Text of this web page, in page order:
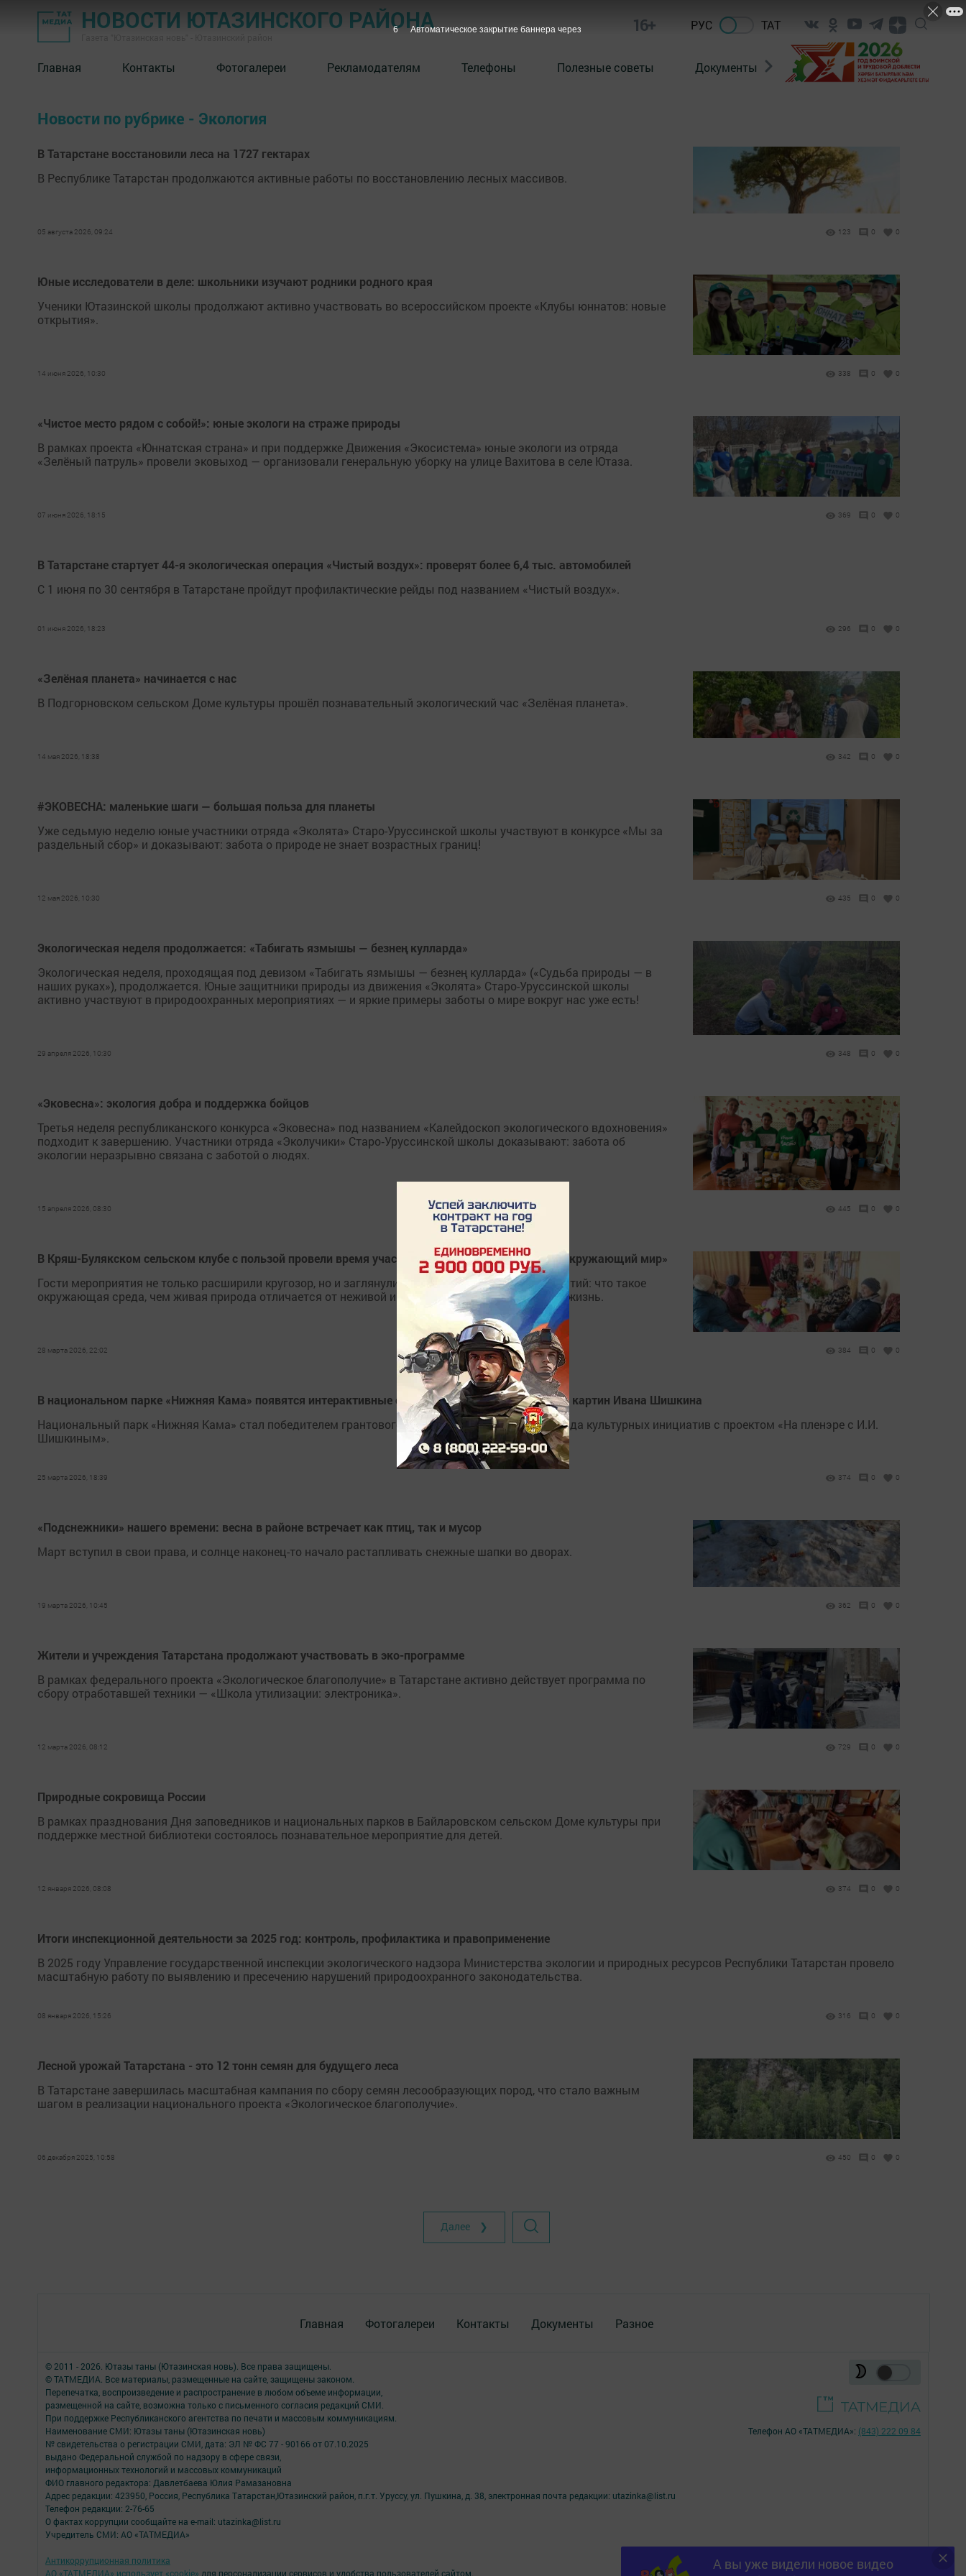
НОВОСТИ ЮТАЗИНСКОГО РАЙОНА 16+ РУС ТАТ
Главная Контакты Фотогалереи Рекламодателям Телефоны Полезные советы Документы Патриотизм
Новости по рубрике - Экология
В Татарстане восстановили леса на 1727 гектарах
В Республике Татарстан продолжаются активные работы по восстановлению лесных массивов.
05 августа 2026, 09:24 123 0 0
Юные исследователи в деле: школьники изучают родники родного края
Ученики Ютазинской школы продолжают активно участвовать во всероссийском проекте «Клубы юннатов: новые
открытия».
14 июня 2026, 10:30 338 0 0
«Чистое место рядом с собой!»: юные экологи на страже природы
В рамках проекта «Юннатская страна» и при поддержке Движения «Экосистема» юные экологи из отряда
«Зелёный патруль» провели эковыход — организовали генеральную уборку на улице Вахитова в селе Ютаза.
07 июня 2026, 18:15 369 0 0
В Татарстане стартует 44-я экологическая операция «Чистый воздух»: проверят более 6,4 тыс. автомобилей
С 1 июня по 30 сентября в Татарстане пройдут профилактические рейды под названием «Чистый воздух».
01 июня 2026, 18:23 296 0 0
«Зелёная планета» начинается с нас
В Подгорновском сельском Доме культуры прошёл познавательный экологический час «Зелёная планета».
14 мая 2026, 18:38 342 0 0
#ЭКОВЕСНА: маленькие шаги — большая польза для планеты
Уже седьмую неделю юные участники отряда «Эколята» Старо-Уруссинской школы участвуют в конкурсе «Мы за
раздельный сбор» и доказывают: забота о природе не знает возрастных границ!
12 мая 2026, 10:30 435 0 0
Экологическая неделя продолжается: «Табигать язмышы — безнең кулларда»
Экологическая неделя, проходящая под девизом «Табигать язмышы — безнең кулларда» («Судьба природы — в
наших руках»), продолжается. Юные защитники природы из движения «Эколята» Старо-Уруссинской школы
активно участвуют в природоохранных мероприятиях — и яркие примеры заботы о мире вокруг нас уже есть!
29 апреля 2026, 10:30 348 0 0
«Эковесна»: экология добра и поддержка бойцов
Третья неделя республиканского конкурса «Эковесна» под названием «Калейдоскоп экологического вдохновения»
подходит к завершению. Участники отряда «Эколучики» Старо‑Уруссинской школы доказывают: забота об
экологии неразрывно связана с заботой о людях.
15 апреля 2026, 08:30 445 0 0
В Кряш-Булякском сельском клубе с пользой провели время участники познавательного часа «Окружающий мир»
Гости мероприятия не только расширили кругозор, но и заглянули в самую суть привычных понятий: что такое
окружающая среда, чем живая природа отличается от неживой и как всё вокруг влияет на нашу жизнь.
28 марта 2026, 22:02 384 0 0
В национальном парке «Нижняя Кама» появятся интерактивные стенды-мольберты по мотивам картин Ивана Шишкина
Национальный парк «Нижняя Кама» стал победителем грантового конкурса Президентского фонда культурных инициатив с проектом «На пленэре с И.И.
Шишкиным».
25 марта 2026, 18:39 374 0 0
«Подснежники» нашего времени: весна в районе встречает как птиц, так и мусор
Март вступил в свои права, и солнце наконец-то начало растапливать снежные шапки во дворах.
19 марта 2026, 10:45 362 0 0
Жители и учреждения Татарстана продолжают участвовать в эко-программе
В рамках федерального проекта «Экологическое благополучие» в Татарстане активно действует программа по
сбору отработавшей техники — «Школа утилизации: электроника».
12 марта 2026, 08:12 729 0 0
Природные сокровища России
В рамках празднования Дня заповедников и национальных парков в Байларовском сельском Доме культуры при
поддержке местной библиотеки состоялось познавательное мероприятие для детей.
12 января 2026, 08:08 374 0 0
Итоги инспекционной деятельности за 2025 год: контроль, профилактика и правоприменение
В 2025 году Управление государственной инспекции экологического надзора Министерства экологии и природных ресурсов Республики Татарстан провело
масштабную работу по выявлению и пресечению нарушений природоохранного законодательства.
08 января 2026, 15:26 316 0 0
Лесной урожай Татарстана - это 12 тонн семян для будущего леса
В Татарстане завершилась масштабная кампания по сбору семян лесообразующих пород, что стало важным
шагом в реализации национального проекта «Экологическое благополучие».
06 декабря 2025, 10:58 450 0 0
Далее ❯
Главная Фотогалереи Контакты Документы Разное
А вы уже видели новое видео
© 2011 - 2026. Ютазы таны (Ютазинская новь). Все права защищены.
© ТАТМЕДИА. Все материалы, размещенные на сайте, защищены законом.
Перепечатка, воспроизведение и распространение в любом объеме информации,
размещенной на сайте, возможна только с письменного согласия редакций СМИ.
При поддержке Республиканского агентства по печати и массовым коммуникациям.
Наименование СМИ: Ютазы таны (Ютазинская новь)
№ свидетельства о регистрации СМИ, дата: ЭЛ № ФС 77 - 90166 от 07.10.2025
выдано Федеральной службой по надзору в сфере связи,
информационных технологий и массовых коммуникаций
ФИО главного редактора: Давлетбаева Юлия Рамазановна
Адрес редакции: 423950, Россия, Республика Татарстан,Ютазинский район, п.г.т. Уруссу, ул. Пушкина, д. 38, электронная почта редакции: utazinka@list.ru
Телефон редакции: 2-76-65
О фактах коррупции сообщайте на e-mail: utazinka@list.ru
Учредитель СМИ: АО «ТАТМЕДИА»
Антикоррупционная политика
АО «ТАТМЕДИА» использует «cookie» для персонализации сервисов и удобства пользователей сайтом.
Телефон АО «ТАТМЕДИА»: (843) 222 09 84
5 Автоматическое закрытие баннера через